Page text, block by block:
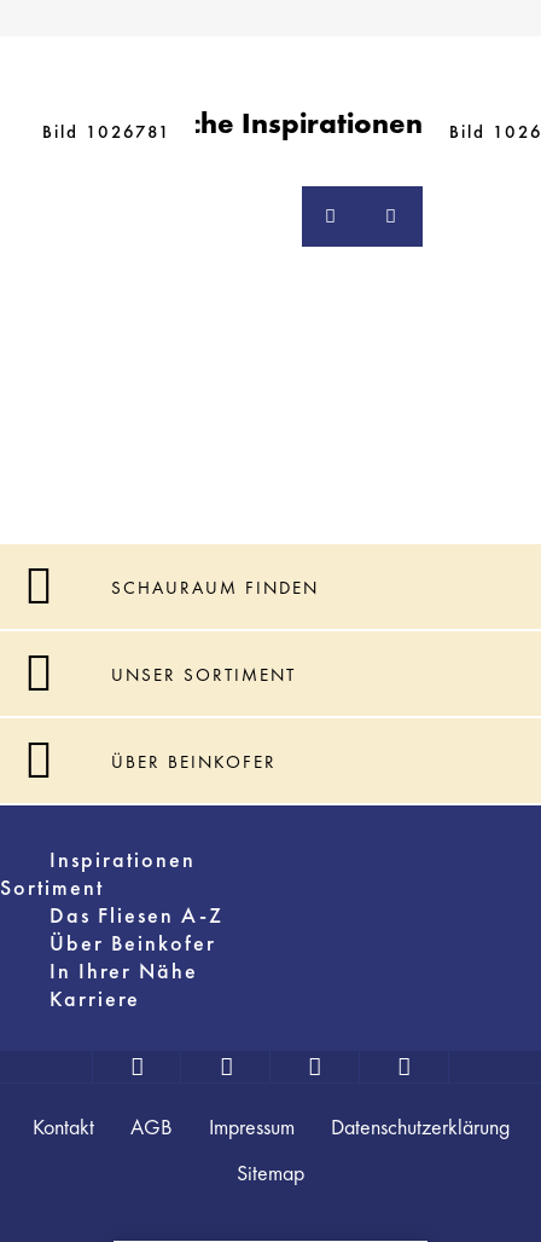
Ähnliche Inspirationen
Bild 1026781 Bild
SCHAURAUM FINDEN
UNSER SORTIMENT
ÜBER BEINKOFER
Inspirationen
Sortiment
Das Fliesen A-Z
Über Beinkofer
In Ihrer Nähe
Karriere
Kontakt AGB Impressum
Datenschutzerklärung
Sitemap